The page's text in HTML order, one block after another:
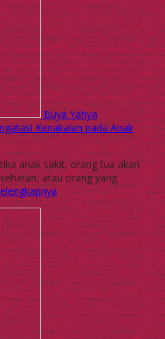
Buya Yahya
Kenakalan pada Anak
anak sakit, orang tua akan
atau orang yang